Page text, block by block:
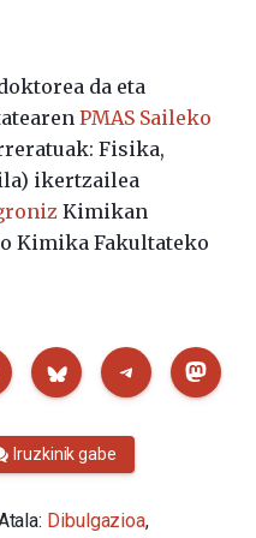
da eta
PMAS Saileko
Fisika,
ikertzailea
Kimikan
Kimika Fakultateko
Iruzkinik gabe
Dibulgazioa,